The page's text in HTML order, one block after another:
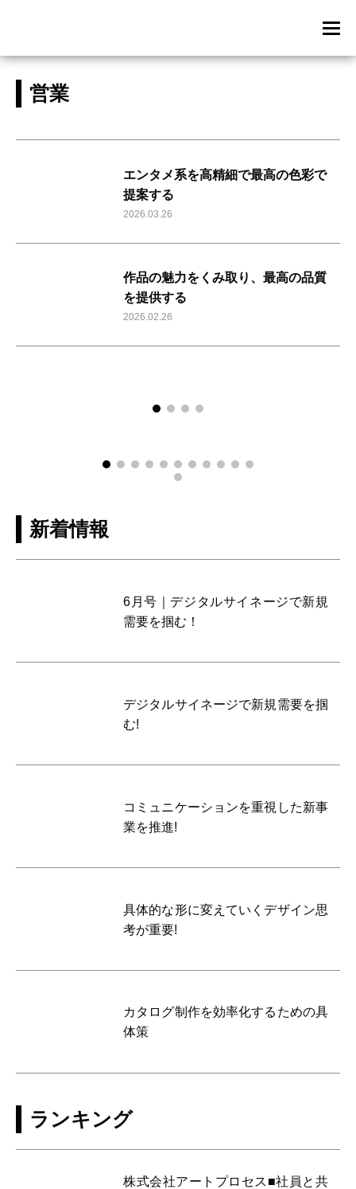
営業
エンタメ系を高精細で最高の色彩で
提案する
2026.03.26
作品の魅力をくみ取り、最高の品質
を提供する
2026.02.26
新着情報
6月号｜デジタルサイネージで新規
需要を掴む！
デジタルサイネージで新規需要を掴
む!
コミュニケーションを重視した新事
業を推進!
具体的な形に変えていくデザイン思
考が重要!
カタログ制作を効率化するための具
体策
ランキング
株式会社アートプロセス■社員と共